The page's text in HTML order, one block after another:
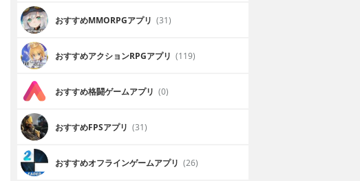
おすすめ MMORPGアプリ (31)
おすすめアクションRPGアプリ (119)
おすすめ格闘ゲームアプリ (0)
おすすめFPSアプリ (31)
おすすめオフラインゲームアプリ (26)